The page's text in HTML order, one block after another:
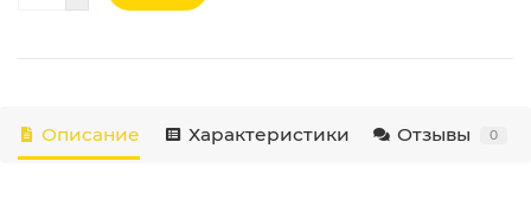
Описание Характеристики Отзывы 0